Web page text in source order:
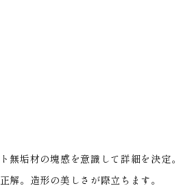
垢材の塊感を意識して詳細を決定。
。造形の美しさが際立ちます。